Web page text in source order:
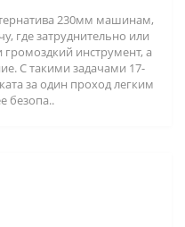
230мм машинам,
где затруднительно или
инструмент, а
С такими задачами 17-
за один проход легким
безопа..